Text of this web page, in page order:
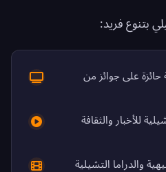
بتنوع فريد:
حائزة على جوائز من
للأخبار والثقافة
والدراما التشيلية